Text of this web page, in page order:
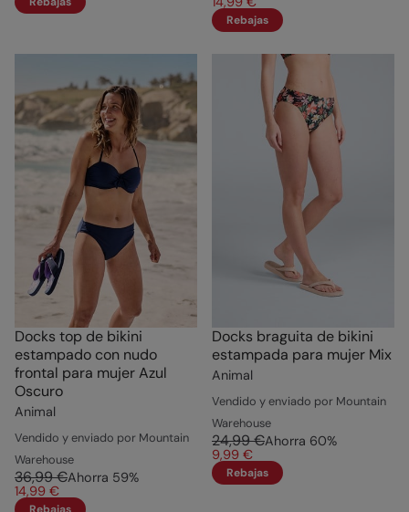
Rebajas
Docks top de bikini
estampado con nudo
frontal para mujer Azul
Oscuro
Animal
Vendido y enviado por Mountain
Warehouse
36,99 €Ahorra 59%
14,99 €
Docks braguita de bikini
estampada para mujer Mix
Animal
Vendido y enviado por Mountain
Warehouse
24,99 €Ahorra 60%
9,99 €
Rebajas